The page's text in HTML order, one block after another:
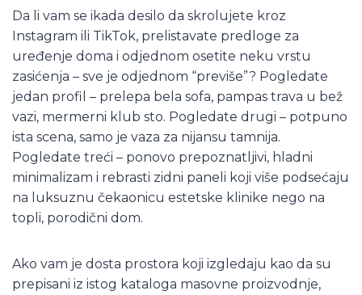
Da li vam se ikada desilo da skrolujete kroz
Instagram ili TikTok, prelistavate predloge za
uređenje doma i odjednom osetite neku vrstu
zasićenja – sve je odjednom “previše”? Pogledate
jedan profil – prelepa bela sofa, pampas trava u bež
vazi, mermerni klub sto. Pogledate drugi – potpuno
ista scena, samo je vaza za nijansu tamnija.
Pogledate treći – ponovo prepoznatljivi, hladni
minimalizam i rebrasti zidni paneli koji više podsećaju
na luksuznu čekaonicu estetske klinike nego na
topli, porodični dom.
Ako vam je dosta prostora koji izgledaju kao da su
prepisani iz istog kataloga masovne proizvodnje,